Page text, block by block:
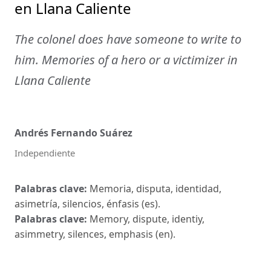
en Llana Caliente
The colonel does have someone to write to
him. Memories of a hero or a victimizer in
Llana Caliente
Andrés Fernando Suárez
Independiente
Palabras clave: Memoria, disputa, identidad,
asimetría, silencios, énfasis (es).
Palabras clave: Memory, dispute, identiy,
asimmetry, silences, emphasis (en).